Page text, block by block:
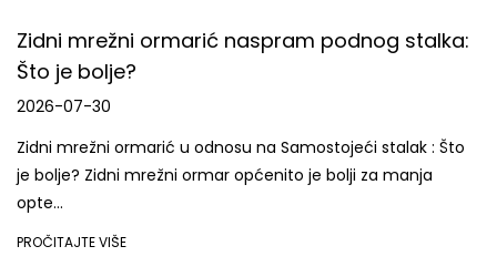
podnog stalka:
Samostojeći stalak : Što
je bolji za manja
Što je ormarić za
Što je a Kabinet za punjenje A
zatvorena jedinica za